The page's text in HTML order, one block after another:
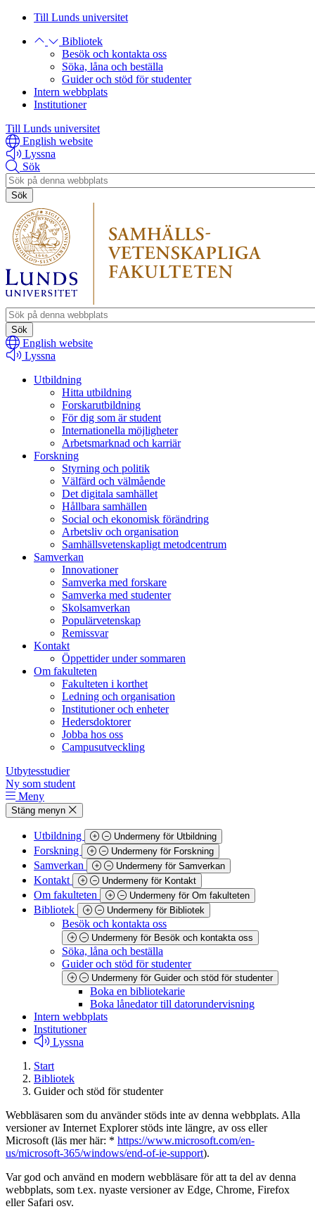
Hoppa
huvudinnehåll
Hoppa
huvudinnehåll
Till Lunds universitet
Bibliotek
Besök och kontakta oss
Söka, låna och beställa
Guider och stöd för studenter
Intern webbplats
Institutioner
Till Lunds universitet
English website
Lyssna
Sök
Header
search
Header
search
English website
Lyssna
Utbildning
Hitta utbildning
Forskarutbildning
För dig som är student
Internationella möjligheter
Arbetsmarknad och karriär
Forskning
Styrning och politik
Välfärd och välmående
Det digitala samhället
Hållbara samhällen
Social och ekonomisk förändring
Arbetsliv och organisation
Samhällsvetenskapligt metodcentrum
Samverkan
Innovationer
Samverka med forskare
Samverka med studenter
Skolsamverkan
Populärvetenskap
Remissvar
Kontakt
Öppettider under sommaren
Om fakulteten
Fakulteten i korthet
Ledning och organisation
Institutioner och enheter
Hedersdoktorer
Jobba hos oss
Campusutveckling
Utbytesstudier
Ny som student
Meny
Stäng menyn
Utbildning Undermeny för Utbildning
Forskning Undermeny för Forskning
Samverkan Undermeny för Samverkan
Kontakt Undermeny för Kontakt
Om fakulteten Undermeny för Om fakulteten
Bibliotek Undermeny för Bibliotek
Besök och kontakta oss
Undermeny för Besök och kontakta oss
Söka, låna och beställa
Guider och stöd för studenter
Undermeny för Guider och stöd för studenter
Boka en bibliotekarie
Boka lånedator till datorundervisning
Intern webbplats
Institutioner
Lyssna
Start
Bibliotek
Guider och stöd för studenter
Webbläsaren som du använder stöds inte av denna webbplats. Alla
versioner av Internet Explorer stöds inte längre, av oss eller
Microsoft (läs mer här: * https://www.microsoft.com/en-
us/microsoft-365/windows/end-of-ie-support).
Var god och använd en modern webbläsare för att ta del av denna
webbplats, som t.ex. nyaste versioner av Edge, Chrome, Firefox
eller Safari osv.